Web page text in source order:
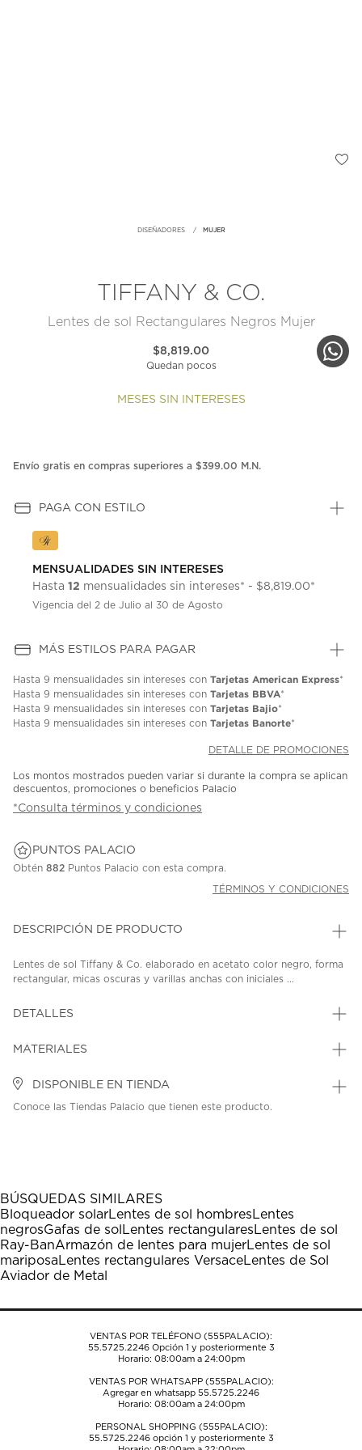
DISEÑADORES MUJER
TIFFANY & CO.
Lentes de sol Rectangulares Negros Mujer
$8,819.00
Quedan pocos
MESES SIN INTERESES
Envío gratis en compras superiores a $399.00 M.N.
PAGA CON ESTILO
MENSUALIDADES SIN INTERESES
Hasta 12 mensualidades sin intereses* - $8,819.00*
Vigencia del 2 de Julio al 30 de Agosto
MÁS ESTILOS PARA PAGAR
Hasta 9 mensualidades sin intereses con Tarjetas American Express*
Hasta 9 mensualidades sin intereses con Tarjetas BBVA*
Hasta 9 mensualidades sin intereses con Tarjetas Bajio*
Hasta 9 mensualidades sin intereses con Tarjetas Banorte*
DETALLE DE PROMOCIONES
Los montos mostrados pueden variar si durante la compra se aplican
descuentos, promociones o beneficios Palacio
*Consulta términos y condiciones
PUNTOS PALACIO
Obtén 882 Puntos Palacio con esta compra.
TÉRMINOS Y CONDICIONES
DESCRIPCIÓN DE PRODUCTO
Lentes de sol Tiffany & Co. elaborado en acetato color negro, forma
rectangular, micas oscuras y varillas anchas con iniciales ...
DETALLES
MATERIALES
DISPONIBLE EN TIENDA
Conoce las Tiendas Palacio que tienen este producto.
BÚSQUEDAS SIMILARES
Bloqueador solarLentes de sol hombresLentes
negrosGafas de sol Lentes rectangularesLentes de sol
Ray-BanArmazón de lentes para mujerLentes de sol
mariposaLentes rectangulares VersaceLentes de Sol
Aviador de Metal
VENTAS POR TELÉFONO (555PALACIO):
55.5725.2246Opción 1 y posteriormente 3
Horario: 08:00am a 24:00pm
VENTAS POR WHATSAPP (555PALACIO):
Agregar en whatsapp 55.5725.2246
Horario: 08:00am a 24:00pm
PERSONAL SHOPPING (555PALACIO):
55.5725.2246opción 1 y posteriormente 3